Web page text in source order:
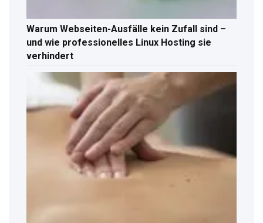
Warum Webseiten-Ausfälle kein Zufall sind –
und wie professionelles Linux Hosting sie
verhindert